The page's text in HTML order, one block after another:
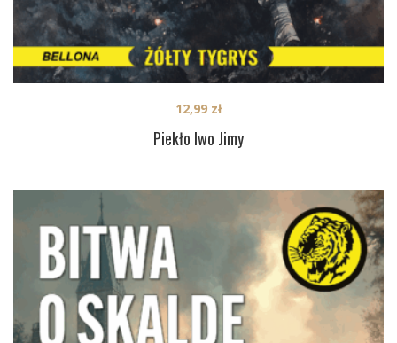
Piekło Iwo Jimy
12,99 zł